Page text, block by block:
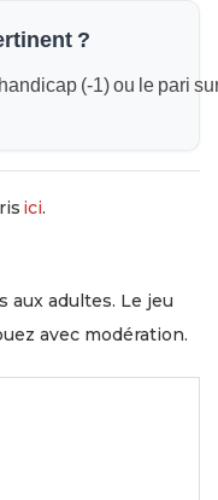
?
(‑1) ou le pari
ici.
aux adultes. Le jeu
avec modération.